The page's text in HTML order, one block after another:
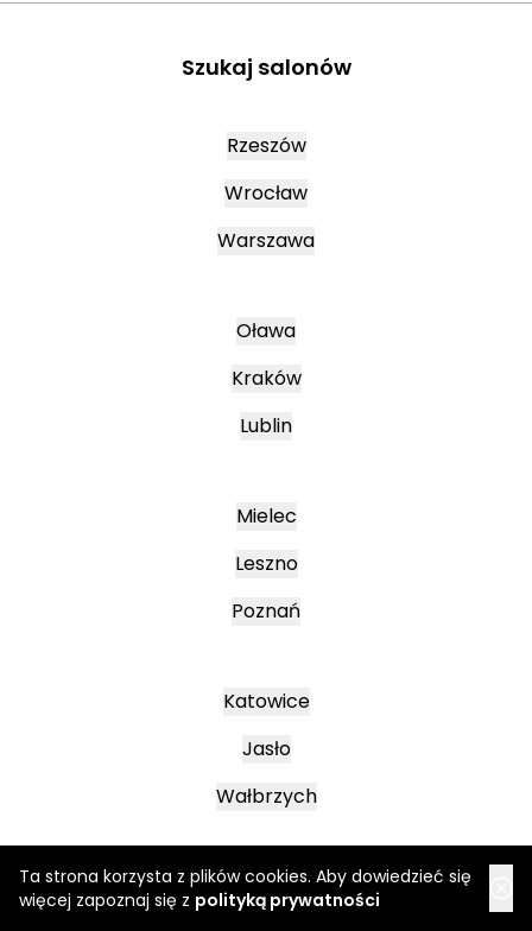
Ta strona korzysta z plików cookies. Aby dowiedzieć się
więcej zapoznaj się z polityką prywatności
Szukaj salonów
Rzeszów
Wrocław
Warszawa
Oława
Kraków
Lublin
Mielec
Leszno
Poznań
Katowice
Jasło
Wałbrzych